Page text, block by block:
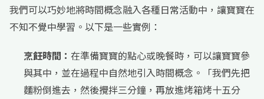
我們可以巧妙地將時間概念融入各種日常活動中，讓寶寶在
不知不覺中學習。以下是一些實例：
烹飪時間： 在準備寶寶的點心或晚餐時，可以讓寶寶參
與其中，並在過程中自然地引入時間概念。「我們先把
麵粉倒進去，然後攪拌三分鐘，再放進烤箱烤十五分